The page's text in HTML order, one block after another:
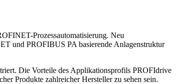
Prozessautomatisierung. Neu
und PROFIBUS PA basierende Anlagenstruktur
Die Vorteile des Applikationsprofils PROFIdrive
Produkte zahlreicher Hersteller zu sehen sein.